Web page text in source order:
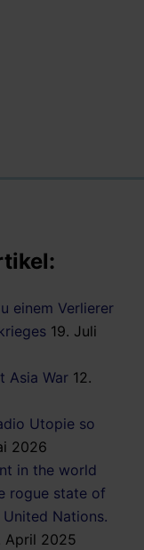
einem Verlierer
19. Juli
Asia War 12.
Utopie so
2026
in the world
rogue state of
Nations.
April 2025